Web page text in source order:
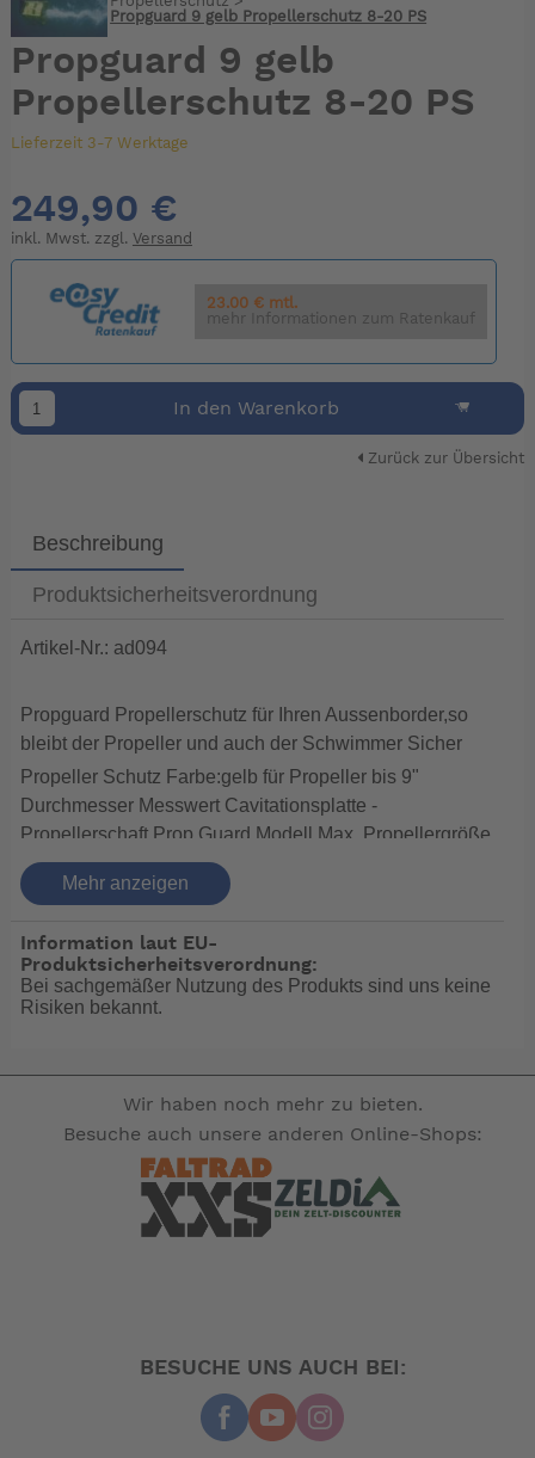
Propguard 9 gelb Propellerschutz 8-20 PS
Propguard 9 gelb
Propellerschutz 8-20 PS
Lieferzeit 3-7 Werktage
249,90 €
inkl. Mwst. zzgl. Versand
23.00 € mtl.
mehr Informationen zum Ratenkauf
In den Warenkorb
Zurück zur Übersicht
Beschreibung
Produktsicherheitsverordnung
Artikel-Nr.: ad094
Propguard Propellerschutz für Ihren Aussenborder,so
bleibt der Propeller und auch der Schwimmer Sicher
Propeller Schutz Farbe:gelb für Propeller bis 9"
Durchmesser Messwert Cavitationsplatte -
Propellerschaft Prop Guard Modell Max. Propellergröße
110 mm –140 mm 9 " Propeller Schutz 9 " Propeller 145
mm –154 mm 11 " Propeller Schutz 11 " Propeller 155
mm –190 mm 14 " Propeller Schutz 14 " Propeller 200
mm – 215 mm 16 " Propeller Schutz 16 " Propeller
Mehr anzeigen
Information laut EU-
Produktsicherheitsverordnung:
Bei sachgemäßer Nutzung des Produkts sind uns keine
Risiken bekannt.
Wir haben noch mehr zu bieten.
Besuche auch unsere anderen Online-Shops:
BESUCHE UNS AUCH BEI: